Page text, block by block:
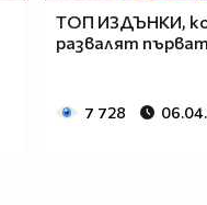
ТОП ИЗДЪНКИ,
развалят
7 728